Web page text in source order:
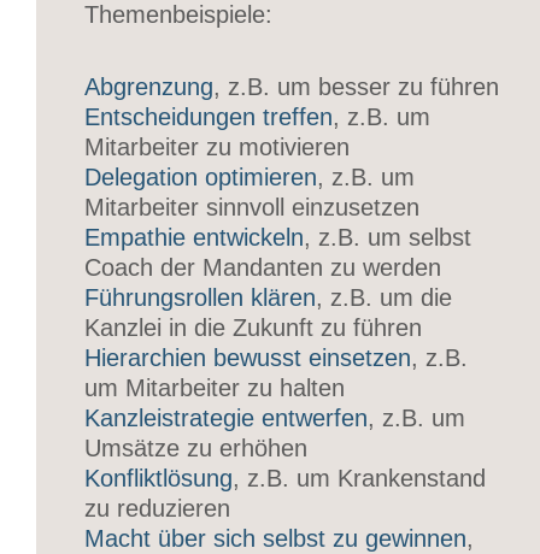
Themenbeispiele:
Abgrenzung, z.B. um besser zu führen
Entscheidungen treffen, z.B. um
Mitarbeiter zu motivieren
Delegation optimieren, z.B. um
Mitarbeiter sinnvoll einzusetzen
Empathie entwickeln, z.B. um selbst
Coach der Mandanten zu werden
Führungsrollen klären, z.B. um die
Kanzlei in die Zukunft zu führen
Hierarchien bewusst einsetzen, z.B.
um Mitarbeiter zu halten
Kanzleistrategie entwerfen, z.B. um
Umsätze zu erhöhen
Konfliktlösung, z.B. um Krankenstand
zu reduzieren
Macht über sich selbst zu gewinnen,